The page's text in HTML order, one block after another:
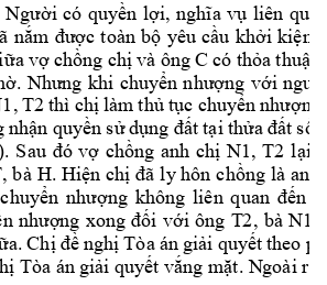
Người có quyền lợi, nghĩa vụ liên
nắm được toàn bộ yêu cầu khởi kiện
ữa vợ chồng chị và ông C có thỏa thuận
Nhưng khi chuyển nhượng với
, T2 thì chị làm thủ tục chuyển nhượng
nhận quyền sử dụng đất tại thửa đất số
Sau đó vợ chồng anh chị N1, T2 lại
bà H. Hiện chị đã ly hôn chồng là anh
chuyển nhượng không liên quan đến
nhượng xong đối với ông T2, bà N1
Chị đề nghị Tòa án giải quyết theo
Tòa án giải quyết vắng mặt. Ngoài ra